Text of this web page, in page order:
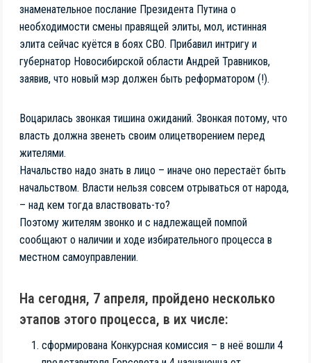
знаменательное послание Президента Путина о
необходимости смены правящей элиты, мол, истинная
элита сейчас куётся в боях СВО. Прибавил интригу и
губернатор Новосибирской области Андрей Травников,
заявив, что новый мэр должен быть реформатором (!).
Воцарилась звонкая тишина ожиданий. Звонкая потому, что
власть должна звенеть своим олицетворением перед
жителями.
Начальство надо знать в лицо – иначе оно перестаёт быть
начальством. Власти нельзя совсем отрываться от народа,
– над кем тогда властвовать-то?
Поэтому жителям звонко и с надлежащей помпой
сообщают о наличии и ходе избирательного процесса в
местном самоуправлении.
На сегодня, 7 апреля, пройдено несколько
этапов этого процесса, в их числе:
сформирована Конкурсная комиссия – в неё вошли 4